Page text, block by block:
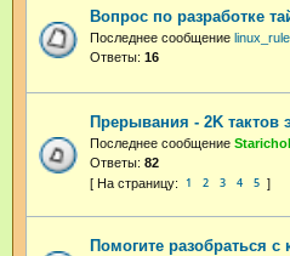
Вопрос по разработке
Последнее сообщение
Ответы: 16
Прерывания - 2K тактов
Последнее сообщение
Ответы: 82
1 2 3 4 5
Помогите разобраться